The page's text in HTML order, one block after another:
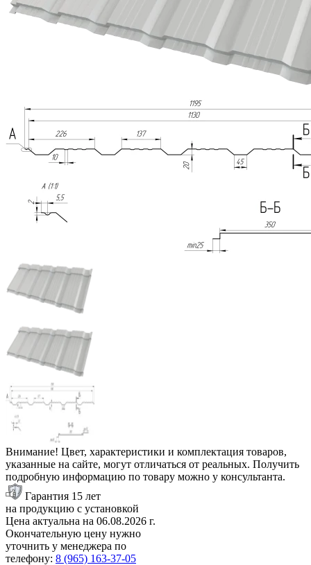
Внимание! Цвет, характеристики и комплектация товаров,
указанные на сайте, могут отличаться от реальных. Получить
подробную информацию по товару можно у консультанта.
Гарантия 15 лет
на продукцию с установкой
Цена актуальна на 06.08.2026 г.
Окончательную цену нужно
уточнить у менеджера по
телефону: 8 (965) 163-37-05